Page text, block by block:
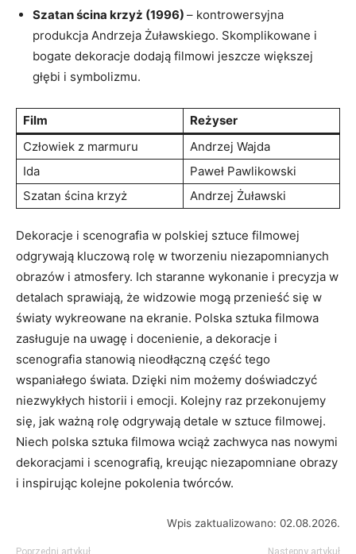
Szatan ścina krzyż (1996) – kontrowersyjna ​
produkcja ​Andrzeja Żuławskiego. Skomplikowane i
bogate dekoracje dodają filmowi jeszcze większej
głębi i symbolizmu.
Film
Reżyser
Człowiek z⁤ marmuru
Andrzej Wajda
Ida
Paweł Pawlikowski
Szatan ścina krzyż
Andrzej Żuławski
Dekoracje i ​scenografia w polskiej sztuce filmowej
odgrywają kluczową⁤ rolę‌ w tworzeniu niezapomnianych
obrazów i ⁣atmosfery. Ich staranne‌ wykonanie i precyzja w
detalach sprawiają, że widzowie mogą przenieść się w
światy wykreowane ‍na ekranie. ‍Polska sztuka filmowa
zasługuje na uwagę i docenienie, a‍ dekoracje i
⁤scenografia stanowią nieodłączną część tego
wspaniałego świata. Dzięki nim możemy doświadczyć
niezwykłych historii i emocji. Kolejny raz przekonujemy
się, jak ‌ważną rolę odgrywają detale w sztuce filmowej.
Niech polska sztuka filmowa wciąż zachwyca nas​ nowymi
dekoracjami i scenografią, kreując niezapomniane obrazy
i inspirując kolejne pokolenia twórców.
Wpis zaktualizowano: 02.08.2026.